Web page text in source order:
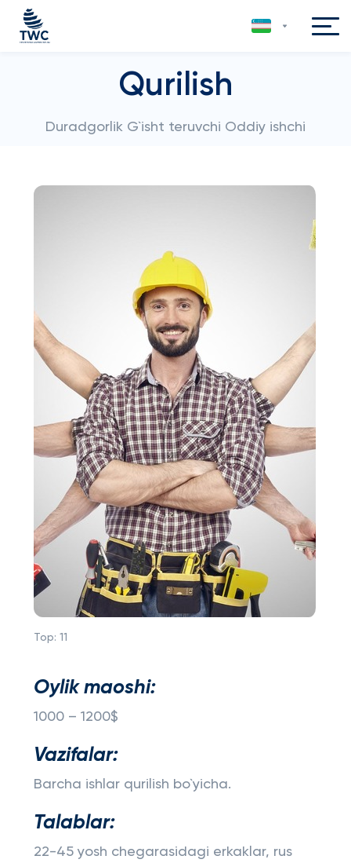
Qurilish
Duradgorlik G`isht teruvchi Oddiy ishchi
Top: 11
Oylik maoshi:
1000 – 1200$
Vazifalar:
Barcha ishlar qurilish bo`yicha.
Talablar:
22-45 yosh chegarasidagi erkaklar, rus